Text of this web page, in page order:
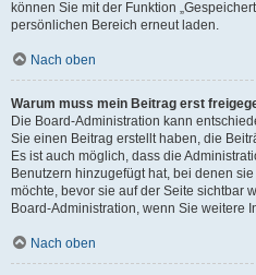
können Sie mit der Funktion
persönlichen Bereich erneut laden.
Nach oben
Warum muss mein Beitrag erst
Die Board-Administration kann
Sie einen Beitrag erstellt haben, die
Es ist auch möglich, dass die
Benutzern hinzugefügt hat, bei denen
möchte, bevor sie auf der Seite sichtbar
Board-Administration, wenn Sie weitere
Nach oben